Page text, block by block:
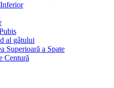
al gâtului
Superioară a Spate
Centură